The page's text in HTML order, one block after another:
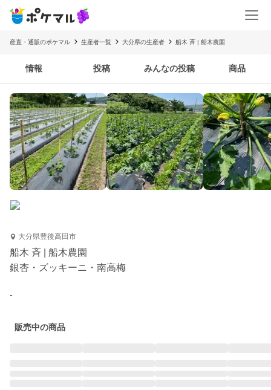
産直・通販のポケマル 生産者一覧 大分県の生産者 船木 斉 | 船木農園
情報 投稿 みんなの投稿 商品
大分県豊後高田市
船木 斉 | 船木農園
銀杏・ズッキーニ・南高梅
-
販売中の商品